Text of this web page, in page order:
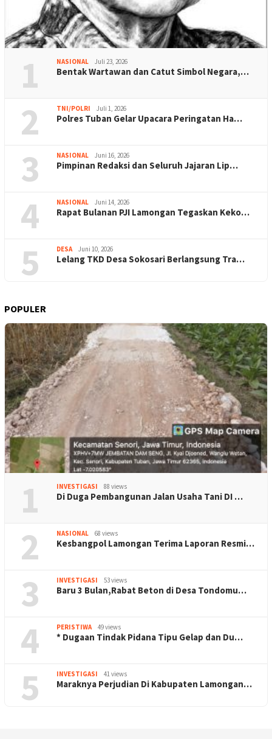
1 NASIONAL Juli 23, 2026
Bentak Wartawan dan Catut Simbol Negara,…
2 TNI/POLRI Juli 1, 2026
Polres Tuban Gelar Upacara Peringatan Ha…
3 NASIONAL Juni 16, 2026
Pimpinan Redaksi dan Seluruh Jajaran Lip…
4 NASIONAL Juni 14, 2026
Rapat Bulanan PJI Lamongan Tegaskan Keko…
5 DESA Juni 10, 2026
Lelang TKD Desa Sokosari Berlangsung Tra…
POPULER
1 INVESTIGASI 88 views
Di Duga Pembangunan Jalan Usaha Tani DI …
2 NASIONAL 68 views
Kesbangpol Lamongan Terima Laporan Resmi…
3 INVESTIGASI 53 views
Baru 3 Bulan,Rabat Beton di Desa Tondomu…
4 PERISTIWA 49 views
* Dugaan Tindak Pidana Tipu Gelap dan Du…
5 INVESTIGASI 41 views
Maraknya Perjudian Di Kabupaten Lamongan…